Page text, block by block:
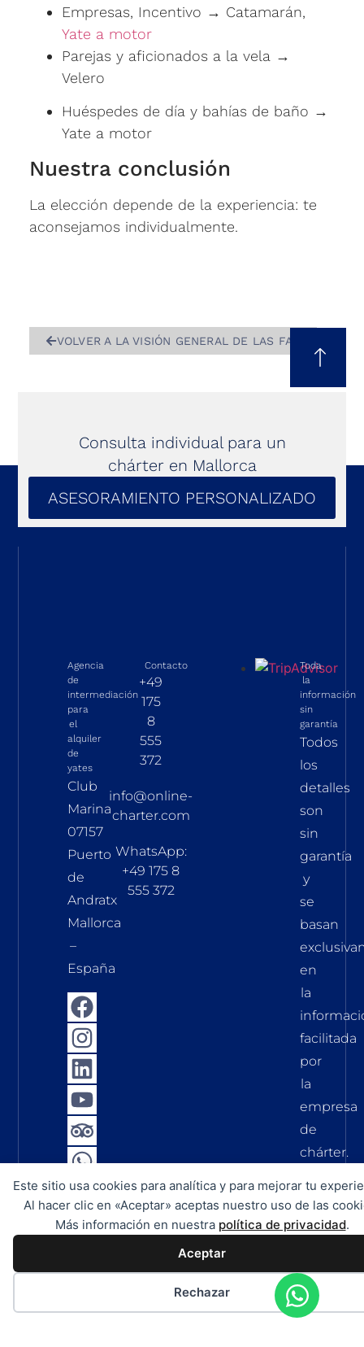
Este sitio usa cookies para analítica y para mejorar tu
Al hacer clic en «Aceptar» aceptas nuestro uso de las
Más información en nuestra política de privacidad.
Aceptar
Rechazar
Empresas, Incentivo → Catamarán,
Yate a motor
Parejas y aficionados a la vela →
Velero
Huéspedes de día y bahías de baño →
Yate a motor
Nuestra conclusión
La elección depende de la experiencia: te
aconsejamos individualmente.
VOLVER A LA VISIÓN GENERAL DE LAS FAQ
Consulta individual para un
chárter en Mallorca
ASESORAMIENTO PERSONALIZADO
Agencia
de
intermediación
para
el
alquiler
de
yates
Club
Marina
07157
Puerto
de
Andratx
Mallorca
–
España
Contacto
+49
175
8
555
372
info@online-
charter.com
WhatsApp:
+49 175 8
555 372
Toda
la
información
sin
garantía
Todos
los
detalles
son
sin
garantía
y
se
basan
en
la
facilitada
por
la
empresa
de
chárter.
ninguna
la
exactitud,